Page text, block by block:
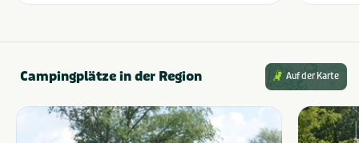
Campingplätze in der Region Auf der Karte